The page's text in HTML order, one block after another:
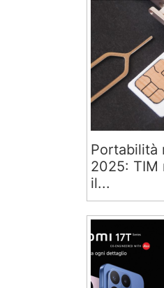
Portabilità
2025: TIM
il...